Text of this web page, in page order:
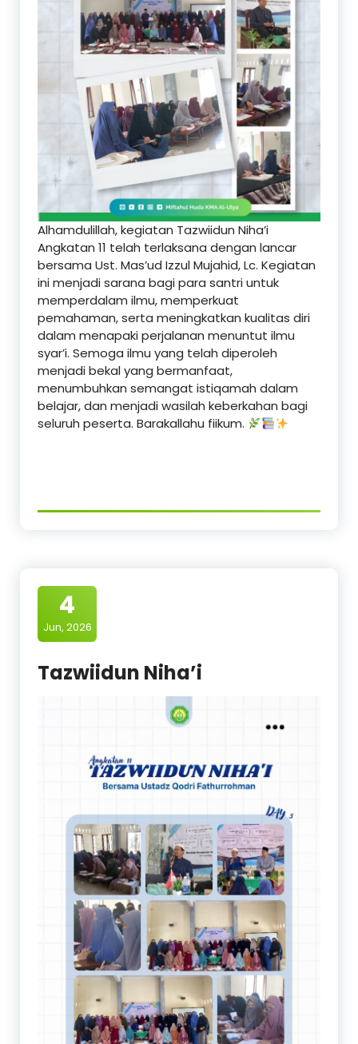
Alhamdulillah, kegiatan Tazwiidun Niha’i
Angkatan 11 telah terlaksana dengan lancar
bersama Ust. Mas’ud Izzul Mujahid, Lc. Kegiatan
ini menjadi sarana bagi para santri untuk
memperdalam ilmu, memperkuat
pemahaman, serta meningkatkan kualitas diri
dalam menapaki perjalanan menuntut ilmu
syar’i. Semoga ilmu yang telah diperoleh
menjadi bekal yang bermanfaat,
menumbuhkan semangat istiqamah dalam
belajar, dan menjadi wasilah keberkahan bagi
seluruh peserta. Barakallahu fiikum.
4
Jun, 2026
Tazwiidun Niha’i